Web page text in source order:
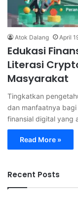
Atok Dalang April
Edukasi
Literasi
Masyarakat
Tingkatkan
dan manfaatnya
finansial digital yang
Read More »
Recent Posts